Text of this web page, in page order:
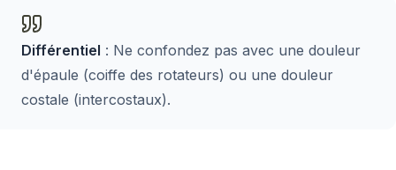
Différentiel : Ne confondez pas avec une douleur
d'épaule (coiffe des rotateurs) ou une douleur
costale (intercostaux).